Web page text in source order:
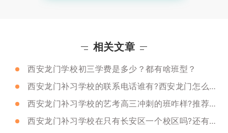
相关文章
西安龙门学校初三学费是多少？都有啥班型？
西安龙门补习学校的联系电话谁有?西安龙门怎么样?
西安龙门补习学校的艺考高三冲刺的班咋样?推荐吗?
西安龙门补习学校在只有长安区一个校区吗?还有别的校区吗?